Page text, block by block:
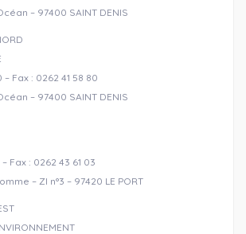
– 97400 SAINT DENIS
Fax : 0262 41 58 80
– 97400 SAINT DENIS
Fax : 0262 43 61 03
– ZI n°3 – 97420 LE PORT